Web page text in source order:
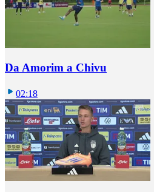
Da Amorim a Chivu
02:18